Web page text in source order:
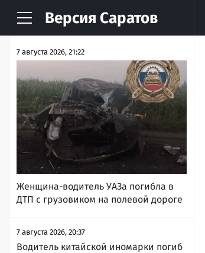
Версия Саратов
НОВОСТИ АРХИВ
7 августа 2026, 21:22
Женщина-водитель УАЗа погибла в
ДТП с грузовиком на полевой дороге
7 августа 2026, 20:37
Водитель китайской иномарки погиб